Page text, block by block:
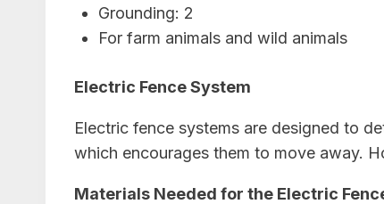
Grounding: 2
For farm animals and wild animals
Electric Fence System
Electric fence systems are designed to
which encourages them to move away.
Materials Needed for the Electric